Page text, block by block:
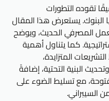
تقوده التطورات
البنوك. يستعرض هذا المقال
المصرفي الحديث، ويوضح
كما يتناول أهمية
المتزايدة،
البنية التحتية، إضافةً
مع تسليط الضوء على
السيبراني.